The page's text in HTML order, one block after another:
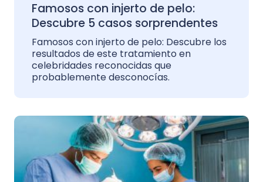
Famosos con injerto de pelo:
Descubre 5 casos sorprendentes
Famosos con injerto de pelo: Descubre los
resultados de este tratamiento en
celebridades reconocidas que
probablemente desconocías.